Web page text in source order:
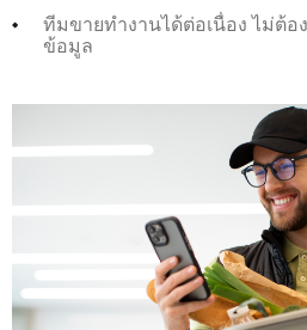
ทีมขายทำงานได้ต่อเนื่อง ไม่ต้อ
ข้อมูล